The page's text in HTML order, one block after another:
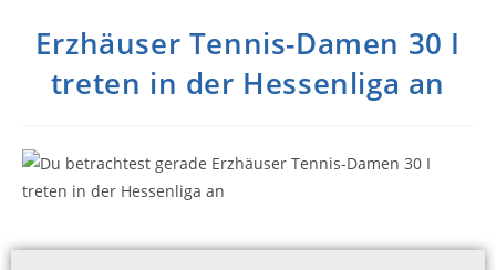
Erzhäuser Tennis-Damen 30 I
treten in der Hessenliga an